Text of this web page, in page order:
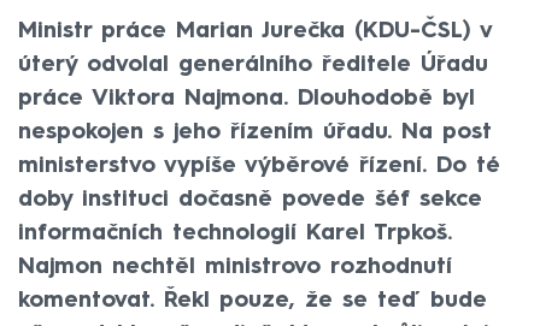
Ministr práce Marian Jurečka (KDU-ČSL) v
úterý odvolal generálního ředitele Úřadu
práce Viktora Najmona. Dlouhodobě byl
nespokojen s jeho řízením úřadu. Na post
ministerstvo vypíše výběrové řízení. Do té
doby instituci dočasně povede šéf sekce
informačních technologií Karel Trpkoš.
Najmon nechtěl ministrovo rozhodnutí
komentovat. Řekl pouze, že se teď bude